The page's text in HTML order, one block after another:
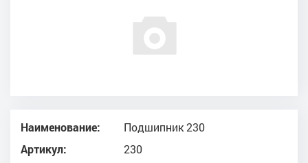
Наименование:
Подшипник 230
Артикул:
230